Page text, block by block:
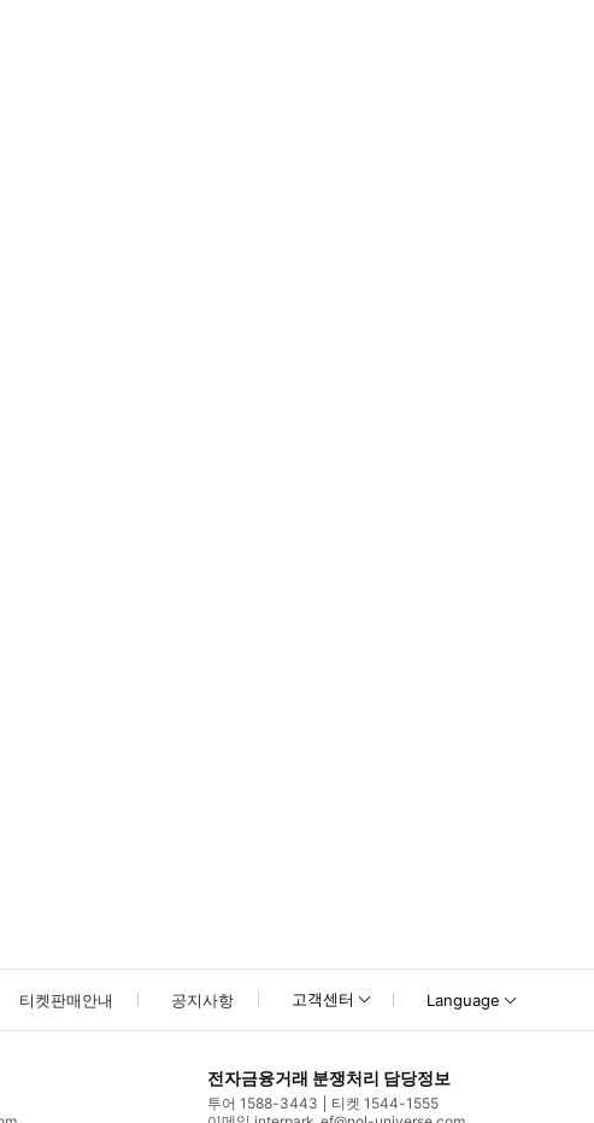
에서 STEM 페스티벌이 개최되므로 여행사 예약은 불가합니다. 티켓은 지
티켓판매안내 공지사항 고객센터 Language
전자금융거래 분쟁처리 담당정보
투어 1588-3443
티켓 1544-1555